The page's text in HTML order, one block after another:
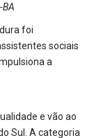
BA
foi
sociais
a
e vão ao
Sul. A categoria